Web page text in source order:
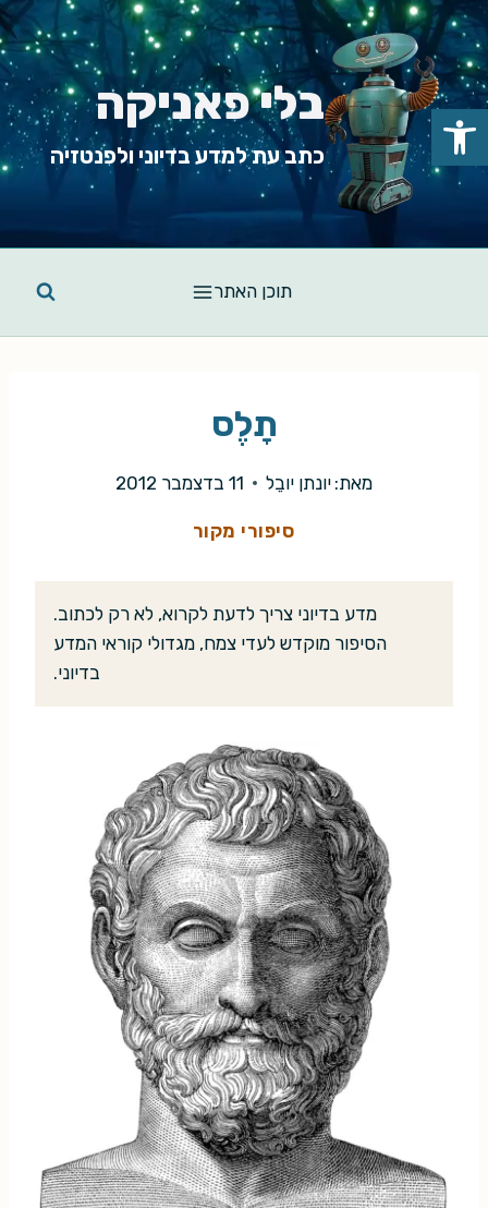
Skip
to
content
בלי פאניקה
כתב עת למדע בדיוני ולפנטזיה
תוכן האתר
תָלֶס
מאת: יונתן יובֵל 11 בדצמבר 2012
סיפורי מקור
מדע בדיוני צריך לדעת לקרוא, לא רק לכתוב.
הסיפור מוקדש לעדי צמח, מגדולי קוראי המדע
בדיוני.
פתח סרגל נגישות